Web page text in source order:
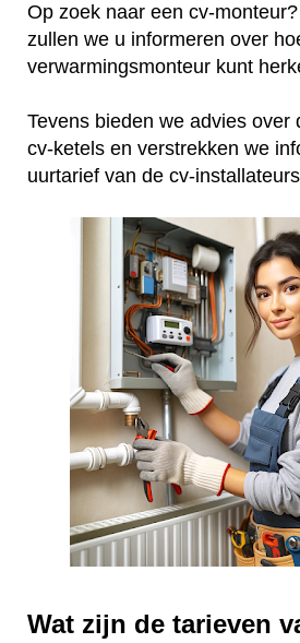
Op zoek naar een cv-
zullen we u informeren over
verwarmingsmonteur kunt
Tevens bieden we advies over
cv-ketels en verstrekken we
uurtarief van de cv-
Wat zijn de tarieven